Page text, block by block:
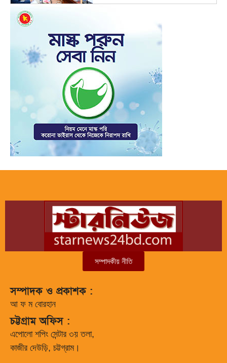
সম্পাদকীয় নীতি
সম্পাদক ও প্রকাশক :
আ ফ ম বোরহান
চট্টগ্রাম অফিস :
এপোলো শপিং সেন্টার ৩য় তলা,
কাজীর দেউড়ি, চট্টগ্রাম।